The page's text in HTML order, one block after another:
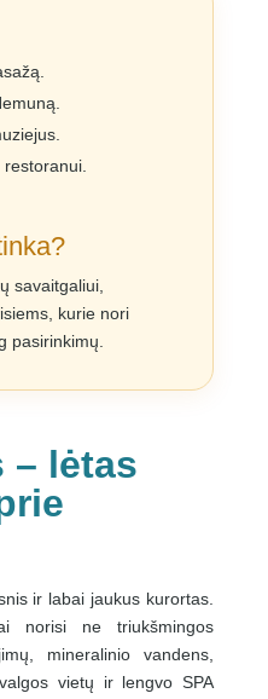
savaitgaliui,
kurie nori
pasirinkimų.
– lėtas
ir labai jaukus kurortas.
norisi ne triukšmingos
mineralinio vandens,
vietų ir lengvo SPA